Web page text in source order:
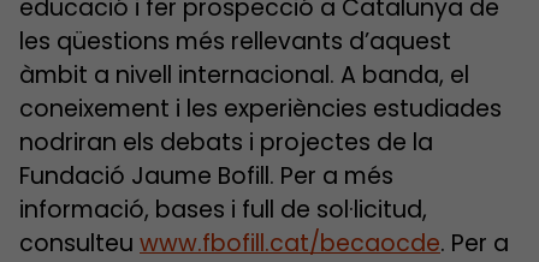
educació i fer prospecció a Catalunya de
les qüestions més rellevants d’aquest
àmbit a nivell internacional. A banda, el
coneixement i les experiències estudiades
nodriran els debats i projectes de la
Fundació Jaume Bofill. Per a més
informació, bases i full de sol·licitud,
consulteu www.fbofill.cat/becaocde. Per a